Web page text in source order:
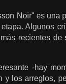
Noir" es una
Algunos
recientes de
-hay
y los arreglos,